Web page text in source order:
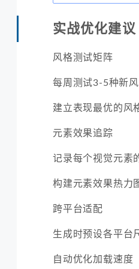
实战优化建议
风格测试矩阵
每周测试3-5种新
建立表现最优的风
元素效果追踪
记录每个视觉元素
构建元素效果热力
跨平台适配
生成时预设各平台
自动优化加载速度